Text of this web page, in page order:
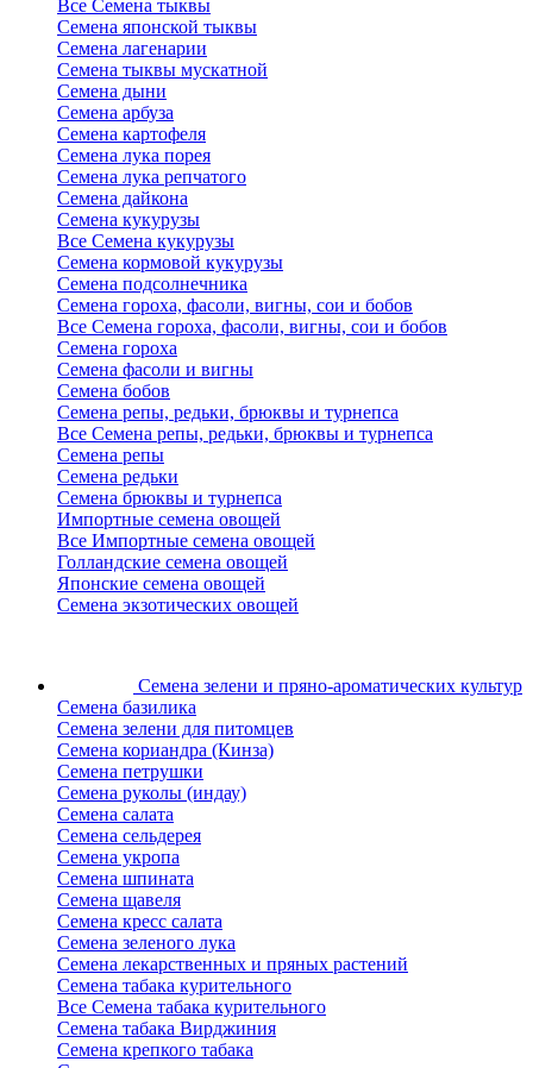
Все Семена тыквы
Семена японской тыквы
Семена лагенарии
Семена тыквы мускатной
Семена дыни
Семена арбуза
Семена картофеля
Семена лука порея
Семена лука репчатого
Семена дайкона
Семена кукурузы
Все Семена кукурузы
Семена кормовой кукурузы
Семена подсолнечника
Семена гороха, фасоли, вигны, сои и бобов
Все Семена гороха, фасоли, вигны, сои и бобов
Семена гороха
Семена фасоли и вигны
Семена бобов
Семена репы, редьки, брюквы и турнепса
Все Семена репы, редьки, брюквы и турнепса
Семена репы
Семена редьки
Семена брюквы и турнепса
Импортные семена овощей
Все Импортные семена овощей
Голландские семена овощей
Японские семена овощей
Семена экзотических овощей
Семена зелени и пряно-ароматических культур
Семена базилика
Семена зелени для питомцев
Семена кориандра (Кинза)
Семена петрушки
Семена руколы (индау)
Семена салата
Семена сельдерея
Семена укропа
Семена шпината
Семена щавеля
Семена кресс салата
Семена зеленого лука
Семена лекарственных и пряных растений
Семена табака курительного
Все Семена табака курительного
Семена табака Вирджиния
Семена крепкого табака